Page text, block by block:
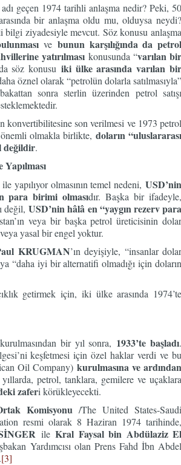
geçen 1974 tarihli anlaşma nedir? Peki, 50
bir anlaşma oldu mu, olduysa neydi?
ziyadesiyle mevcut. Söz konusu anlaşma
ve bunun karşılığında da petrol
yatırılması konusunda “varılan bir
söz konusu iki ülke arasında varılan bir
öznel olarak “petrolün dolarla satılmasıyla”
sonra sterlin üzerinden petrol satışı
konvertibilitesine son verilmesi ve 1973 petrol
olmakla birlikte, doların “uluslararası
değildir.
yapılıyor olmasının temel nedeni, USD’nin
para birimi olmasıdır. Başka bir ifadeyle,
değil,USD’nin hâlâ en “yaygın rezerv para
veya bir başka petrol üreticisinin
yasal bir engel yoktur.
KRUGMAN’ın deyişiyle, “insanlar
“daha iyi bir alternatifi olmadığı için doların
getirmek için, iki ülke arasında 1974’te
bir yıl sonra, 1933’te başladı.
keşfetmesi için özel haklar verdi ve bu
Oil Company) kurulmasına ve ardından
petrol, tanklara, gemilere ve uçaklara
zaferi körükleyecekti.
Komisyonu /The United States-Saudi
resmi olarak 8 Haziran 1974 tarihinde,
ileKral Faysal bin Abdülaziz El
Yardımcısı olan Prens Fahd İbn Abdel
[3]